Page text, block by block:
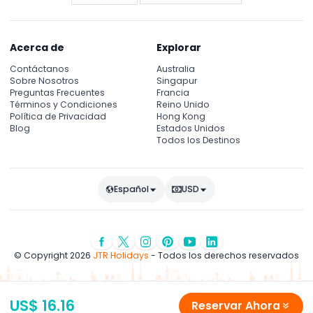
US$ 16.16 Reservar Ahora
Acerca de
Contáctanos
Sobre Nosotros
Preguntas Frecuentes
Términos y Condiciones
Política de Privacidad
Blog
Explorar
Australia
Singapur
Francia
Reino Unido
Hong Kong
Estados Unidos
Todos los Destinos
Español USD
© Copyright 2026 JTR Holidays - Todos los derechos reservados